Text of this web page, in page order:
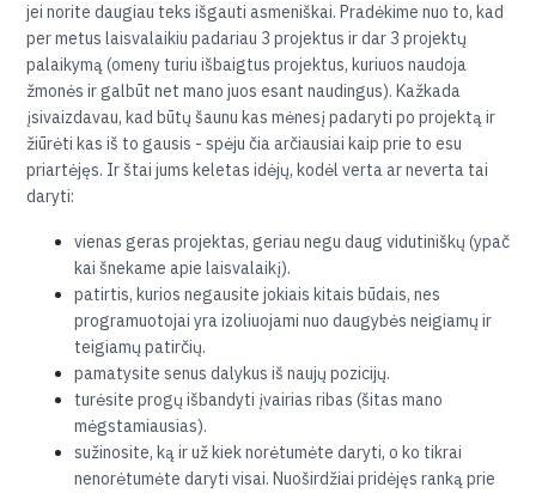
jei norite daugiau teks išgauti asmeniškai. Pradėkime nuo to, kad
per metus laisvalaikiu padariau 3 projektus ir dar 3 projektų
palaikymą (omeny turiu išbaigtus projektus, kuriuos naudoja
žmonės ir galbūt net mano juos esant naudingus). Kažkada
įsivaizdavau, kad būtų šaunu kas mėnesį padaryti po projektą ir
žiūrėti kas iš to gausis - spėju čia arčiausiai kaip prie to esu
priartėjęs. Ir štai jums keletas idėjų, kodėl verta ar neverta tai
daryti:
vienas geras projektas, geriau negu daug vidutiniškų (ypač
kai šnekame apie laisvalaikį).
patirtis, kurios negausite jokiais kitais būdais, nes
programuotojai yra izoliuojami nuo daugybės neigiamų ir
teigiamų patirčių.
pamatysite senus dalykus iš naujų pozicijų.
turėsite progų išbandyti įvairias ribas (šitas mano
mėgstamiausias).
sužinosite, ką ir už kiek norėtumėte daryti, o ko tikrai
nenorėtumėte daryti visai. Nuoširdžiai pridėjęs ranką prie